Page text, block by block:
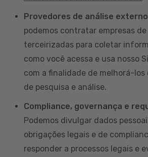
Provedores de análise
podemos contratar empresas
terceirizadas para coletar
como você acessa e usa nosso
com a finalidade de melhorá-los
de pesquisa e análise.
Compliance, governança e
Podemos divulgar dados
obrigações legais e de
responder a processos legais e